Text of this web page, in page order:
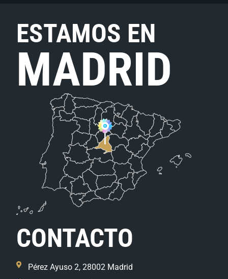
ESTAMOS EN
MADRID
CONTACTO
Pérez Ayuso 2, 28002 Madrid